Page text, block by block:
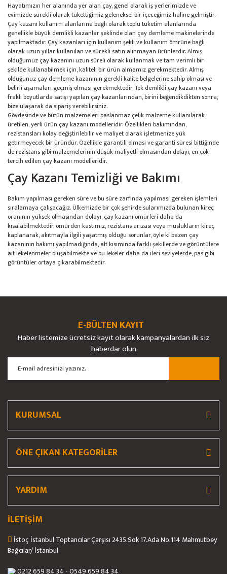
Hayatımızın her alanında yer alan çay, genel olarak iş yerlerimizde ve
evimizde sürekli olarak tükettiğimiz geleneksel bir içeceğimiz haline gelmiştir.
Çay kazanı kullanım alanlarına bağlı olarak toplu tüketim alanlarında
genellikle büyük demlikli kazanlar şeklinde olan çay demleme makinelerinde
yapılmaktadır. Çay kazanları için kullanım şekli ve kullanım ömrüne bağlı
olarak uzun yıllar kullanılan ve sürekli satın alınmayan ürünlerdir. Almış
olduğumuz çay kazanını uzun süreli olarak kullanmak ve tam verimli bir
şekilde kullanabilmek için, kaliteli bir ürün almamız gerekmektedir. Almış
olduğunuz çay demleme kazanının gerekli kalite belgelerine sahip olması ve
belirli aşamaları geçmiş olması gerekmektedir. Tek demlikli çay kazanı veya
fraklı boyutlarda satışı yapılan çay kazanlarından, birini beğendikdikten sonra,
bize ulaşarak da sipariş verebilirsiniz.
Gövdesinde ve bütün malzemeleri paslanmaz çelik malzeme kullanılarak
üretilen, yerli ürün çay kazanı modelleridir. Özellikleri bakımından,
rezistansları kolay değiştirilebilir ve maliyet olarak işletmenize yük
getirmeyecek bir üründür. Özellikle garantili olması ve garanti süresi bittiğinde
de rezistans gibi malzemelerinin düşük maliyetli olmasından dolayı, en çok
tercih edilen çay kazanı modelleridir.
Çay Kazanı Temizliği ve Bakımı
Bakım yapılması gereken süre ve bu süre zarfında yapılması gereken işlemleri
sıralamaya çalışacağız. Ülkemizde bir çok şehirde sularımızda bulunan kireç
oranının yüksek olmasından dolayı, çay kazanı ömürleri daha da
kısalabilmektedir, ömürden kastımız, rezistans arızası veya muslukların kireç
kaplanarak, akıtmayla ilgili yaşatmış olduğu sorunlar, öyle ki bazen çay
kazanının bakımı yapılmadığında, alt kısımında farklı şekillerde ve görüntülere
ait lekelenmeler oluşabilmekte ve bu lekeler daha da ileri seviyelerde, pas gibi
görüntüler ortaya çıkarabilmektedir.
E-BÜLTEN KAYIT
Haber listemize ücretsiz kayıt olarak kampanyalardan ilk siz
haberdar olun
KURUMSAL
ÖNE ÇIKAN KATEGORİLER
YARDIM
İLETİŞİM
İstoç İstanbul Toptancılar Çarşısı 2435.Sok 17.Ada No:114 Mahmutbey
Bağcılar/ İstanbul
0212 659 84 34 - 0549 659 84 34